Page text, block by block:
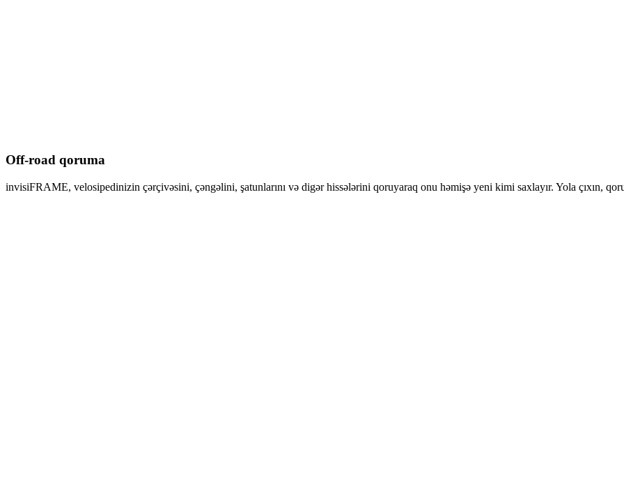
Off-road qoruma
invisiFRAME, velosipedinizin çərçivəsini, çəngəlini, şatunlarını və digər hissələrini qoruyaraq onu həmişə yeni kimi saxlayır. Yola çıxın,